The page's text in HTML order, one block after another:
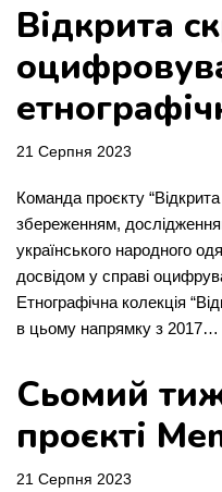
Відкрита
21 Серпня 2023
Команда проєкту
збереженням,
українського народного
досвідом у справі
Етнографічна колекція
в цьому напрямку з 2017…
Сьомий
проєкті
21 Серпня 2023